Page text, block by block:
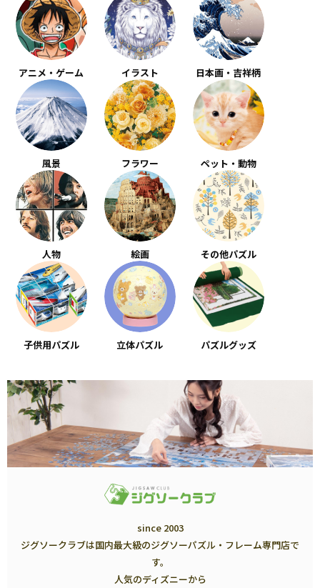
アニメ・ゲーム イラスト 日本画・吉祥柄
風景 フラワー ペット・動物
人物 絵画 その他パズル
子供用パズル 立体パズル パズルグッズ
since 2003
ジグソークラブは国内最大級のジグソーパズル・フレーム専門店で
す。
人気のディズニーから